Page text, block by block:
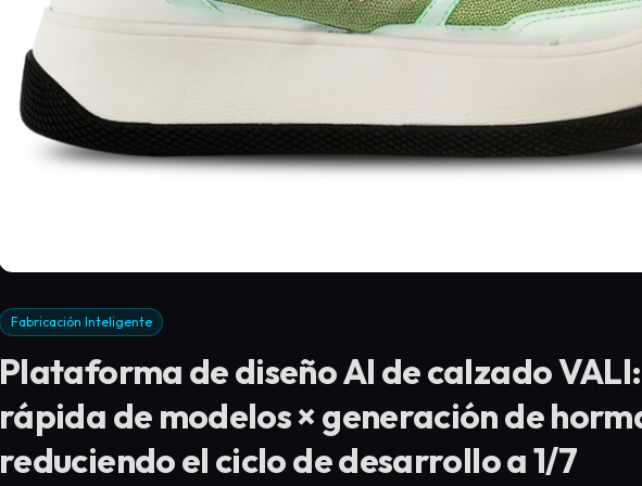
Fabricación Inteligente
Plataforma de diseño AI de calzado
rápida de modelos × generación de
reduciendo el ciclo de desarrollo a 1/7